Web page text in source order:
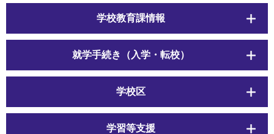
学校教育課情報
就学手続き（入学・転校）
学校区
学習等支援